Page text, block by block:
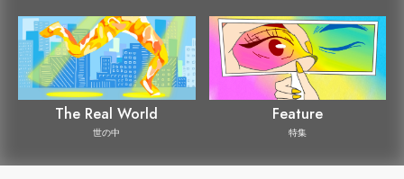
The Real World
世の中
Feature
特集